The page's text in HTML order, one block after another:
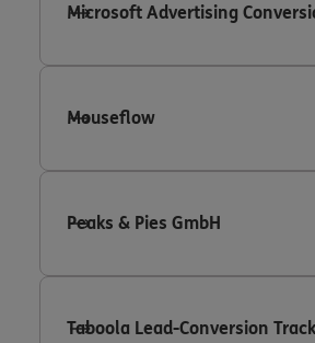
Microsoft Advertising
Mouseflow
Peaks & Pies GmbH
Taboola Lead-Conversion